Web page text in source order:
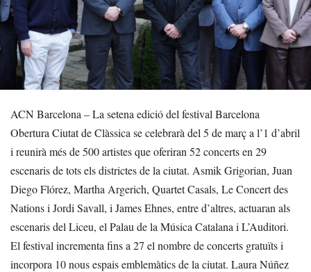
ACN Barcelona – La setena edició del festival Barcelona
Obertura Ciutat de Clàssica se celebrarà del 5 de març a l’1 d’abril
i reunirà més de 500 artistes que oferiran 52 concerts en 29
escenaris de tots els districtes de la ciutat. Asmik Grigorian, Juan
Diego Flórez, Martha Argerich, Quartet Casals, Le Concert des
Nations i Jordi Savall, i James Ehnes, entre d’altres, actuaran als
escenaris del Liceu, el Palau de la Música Catalana i L’Auditori.
El festival incrementa fins a 27 el nombre de concerts gratuïts i
incorpora 10 nous espais emblemàtics de la ciutat. Laura Núñez